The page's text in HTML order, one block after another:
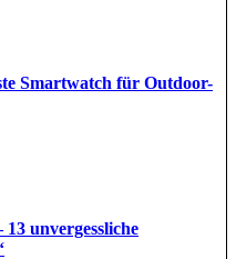
Smartwatch für Outdoor-
unvergessliche